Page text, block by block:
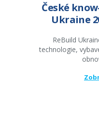
České
Ukraine
ReBuild
technologie,